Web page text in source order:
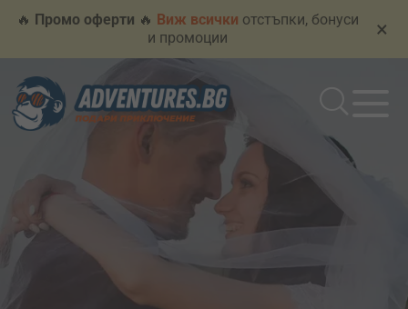
🔥 Промо оферти 🔥 Виж всички отстъпки, бонуси
и промоции
×